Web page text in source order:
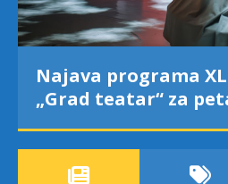
Najava programa
„Grad teatar“ za